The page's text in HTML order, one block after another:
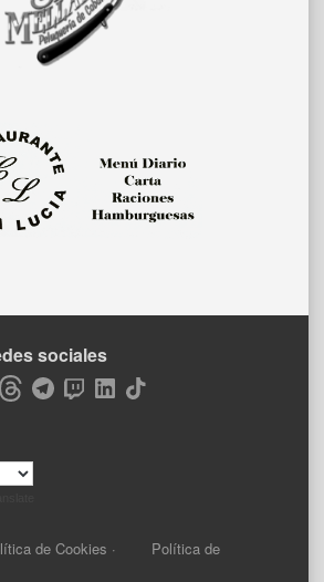
sociales
ThreadsTelegramTwitchLinkedIn
TikTok
de Cookies · Política de